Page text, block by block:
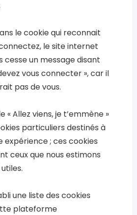
le cookie qui reconnait
le site internet
cesse un message disant
vous connecter », car il
pas de vous.
« Allez viens, je t’emmène »
particuliers destinés à
; ces cookies
ceux que nous estimons
une liste des cookies
plateforme